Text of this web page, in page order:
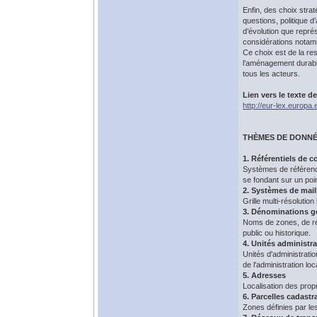
Enfin, des choix
questions, politique
d’évolution que
considérations
Ce choix est de la
l’aménagement
tous les acteurs.
Lien vers le texte
http://eur-
THÈMES DE
1. Référentiels de
Systèmes de
se fondant sur un
2. Systèmes de
Grille multi-
3. Dénominations
Noms de zones, de
public ou historique.
4. Unités
Unités
de l'administration
5. Adresses
Localisation des
6. Parcelles
Zones définies par